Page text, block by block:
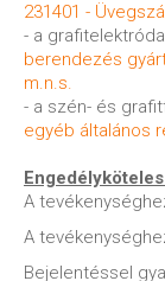
231401 -
- a
berendezés
m.n.s.
- a szén- és
egyéb általános
A
A
Bejelentéssel